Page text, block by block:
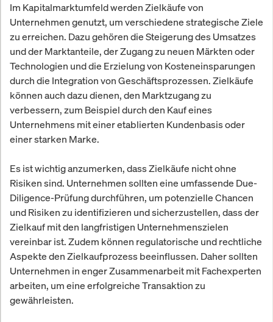
Im Kapitalmarktumfeld werden Zielkäufe von
Unternehmen genutzt, um verschiedene strategische Ziele
zu erreichen. Dazu gehören die Steigerung des Umsatzes
und der Marktanteile, der Zugang zu neuen Märkten oder
Technologien und die Erzielung von Kosteneinsparungen
durch die Integration von Geschäftsprozessen. Zielkäufe
können auch dazu dienen, den Marktzugang zu
verbessern, zum Beispiel durch den Kauf eines
Unternehmens mit einer etablierten Kundenbasis oder
einer starken Marke.
Es ist wichtig anzumerken, dass Zielkäufe nicht ohne
Risiken sind. Unternehmen sollten eine umfassende Due-
Diligence-Prüfung durchführen, um potenzielle Chancen
und Risiken zu identifizieren und sicherzustellen, dass der
Zielkauf mit den langfristigen Unternehmenszielen
vereinbar ist. Zudem können regulatorische und rechtliche
Aspekte den Zielkaufprozess beeinflussen. Daher sollten
Unternehmen in enger Zusammenarbeit mit Fachexperten
arbeiten, um eine erfolgreiche Transaktion zu
gewährleisten.